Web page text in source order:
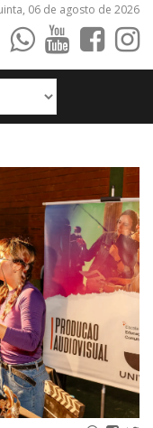
06 de agosto de 2026